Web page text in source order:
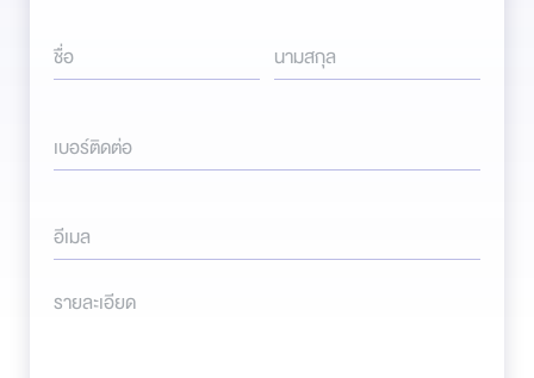
ชื่อ นามสกุล
เบอร์ติดต่อ
อีเมล
รายละเอียด